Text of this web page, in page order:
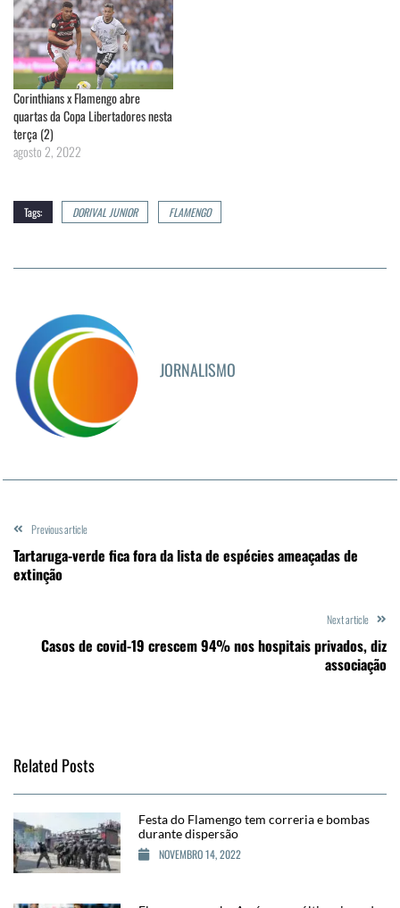
Corinthians x Flamengo abre
quartas da Copa Libertadores nesta
terça (2)
agosto 2, 2022
Tags: DORIVAL JUNIOR FLAMENGO
JORNALISMO
Previous article
Tartaruga-verde fica fora da lista de espécies ameaçadas de
extinção
Next article
Casos de covid-19 crescem 94% nos hospitais privados, diz
associação
Related Posts
Festa do Flamengo tem correria e bombas
durante dispersão
NOVEMBRO 14, 2022